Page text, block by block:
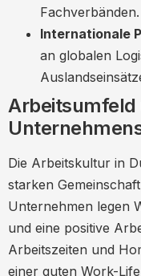
Fachverbänden.
Internationale
an globalen
Arbeitsumfeld
Die Arbeitskultur in
starken
Unternehmen legen
und eine positive
Arbeitszeiten und
einer guten Work-